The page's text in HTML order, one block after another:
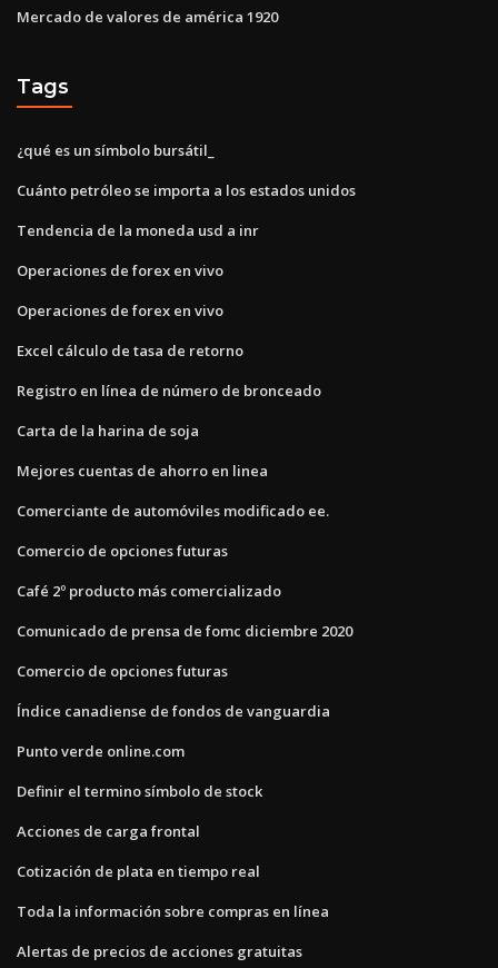
Mercado de valores de américa 1920
Tags
¿qué es un símbolo bursátil_
Cuánto petróleo se importa a los estados unidos
Tendencia de la moneda usd a inr
Operaciones de forex en vivo
Operaciones de forex en vivo
Excel cálculo de tasa de retorno
Registro en línea de número de bronceado
Carta de la harina de soja
Mejores cuentas de ahorro en linea
Comerciante de automóviles modificado ee.
Comercio de opciones futuras
Café 2º producto más comercializado
Comunicado de prensa de fomc diciembre 2020
Comercio de opciones futuras
Índice canadiense de fondos de vanguardia
Punto verde online.com
Definir el termino símbolo de stock
Acciones de carga frontal
Cotización de plata en tiempo real
Toda la información sobre compras en línea
Alertas de precios de acciones gratuitas